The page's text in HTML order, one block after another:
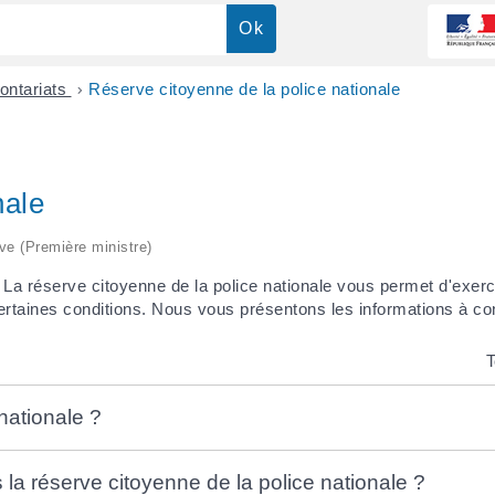
> Réserve citoyenne de la police nationale
(Première ministre)
réserve citoyenne de la police nationale vous permet
conditions. Nous vous présentons les informations à
?
réserve citoyenne de la police nationale ?